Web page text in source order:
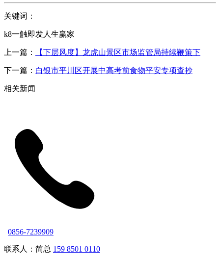
关键词：
k8一触即发人生赢家
上一篇： 【下层风度】龙虎山景区市场监管局持续鞭策下
下一篇： 白银市平川区开展中高考前食物平安专项查抄
相关新闻
0856-7239909
联系人：简总 159 8501 0110